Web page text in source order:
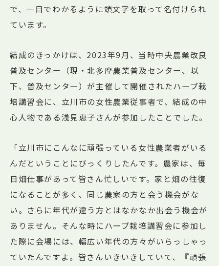
で、一目でわかるように頭文字を取って名付けられ
ています。
結成のきっかけは、2023年9月、当時中央農業改良
普及センター（現・北多摩農業普及センター、以
下、普及センター）が主催して開催されたハーブ栽
培講習会に、立川市の女性農業従事者で、結成の中
心人物である浅見恵子さんが参加したことでした。
「立川市にこんなに頑張っている女性農業者がいる
んだということにびっくりしたんです。農家は、毎
日畑仕事があって皆さん忙しいです。家と畑の往復
になることが多く、同じ農家の方と会う機会がな
い。さらに年代が違う方とはなかなか出会う機会が
ありません。そんな時にハーブ栽培講習会に参加し
た際に会場には、幅広い年代の方々がいらっしゃっ
ていたんですよ。皆さんいきいきしていて、『頑張